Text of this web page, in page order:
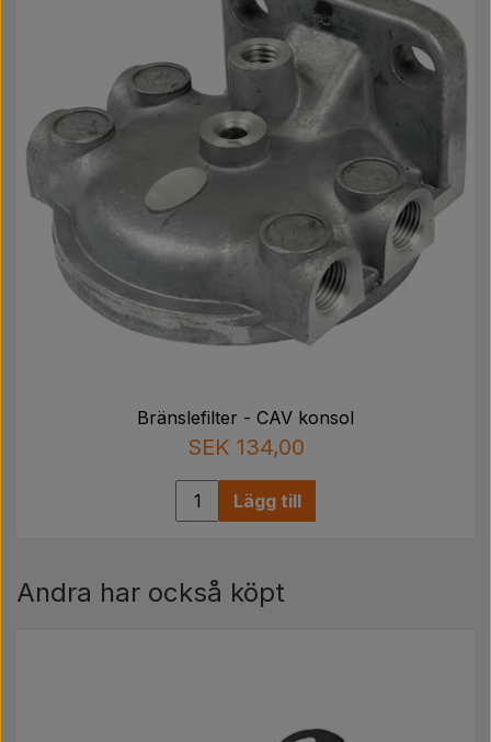
Bränslefilter - CAV konsol
SEK 134,00
Lägg till
Andra har också köpt